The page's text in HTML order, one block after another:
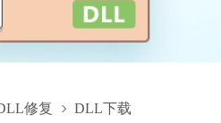
修复 DLL下载